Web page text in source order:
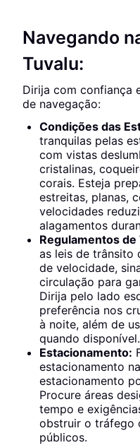
Navegando
Tuvalu:
Dirija com confiança
de navegação:
Condições das
tranquilas pelas
com vistas
cristalinas,
corais. Esteja
estreitas, planas,
velocidades
alagamentos
Regulamentos de
as leis de trânsito
de velocidade,
circulação para
Dirija pelo lado
preferência nos
à noite, além de
quando disponível.
Estacionamento:
estacionamento
estacionamento
Procure áreas
tempo e
obstruir o tráfego
públicos.